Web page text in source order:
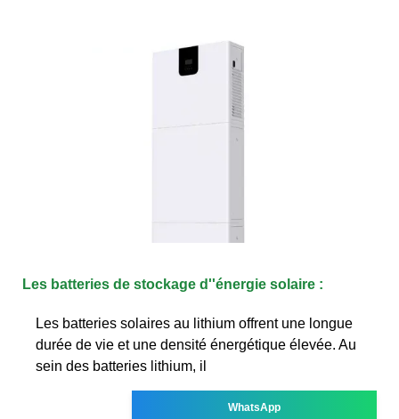
Les batteries de stockage d''énergie solaire :
Les batteries solaires au lithium offrent une longue
durée de vie et une densité énergétique élevée. Au
sein des batteries lithium, il
WhatsApp